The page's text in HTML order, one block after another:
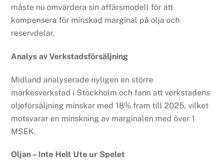
måste nu omvärdera sin affärsmodell för att
kompensera för minskad marginal på olja och
reservdelar.
Analys av Verkstadsförsäljning
Midland analyserade nyligen en större
märkesverkstad i Stockholm och fann att verkstadens
oljeförsäljning minskar med 18% fram till 2025, vilket
motsvarar en minskning av marginalen med över 1
MSEK.
Oljan – Inte Helt Ute ur Spelet